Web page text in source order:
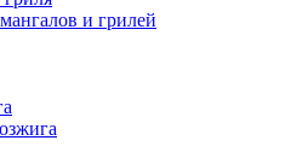
и грилей